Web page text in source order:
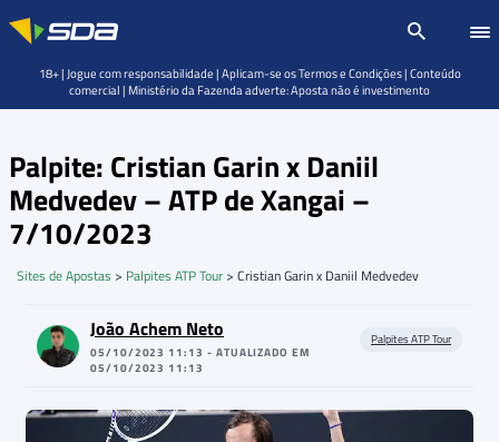
Palpite: Cristian Garin x Daniil
Medvedev – ATP de Xangai –
7/10/2023
Sites de Apostas > Palpites ATP Tour > Cristian Garin x Daniil Medvedev
João Achem Neto
05/10/2023 11:13 - ATUALIZADO EM
05/10/2023 11:13
Palpites ATP Tour
18+ | Jogue com responsabilidade | Aplicam-se os Termos e Condições | Conteúdo
comercial | Ministério da Fazenda adverte: Aposta não é investimento